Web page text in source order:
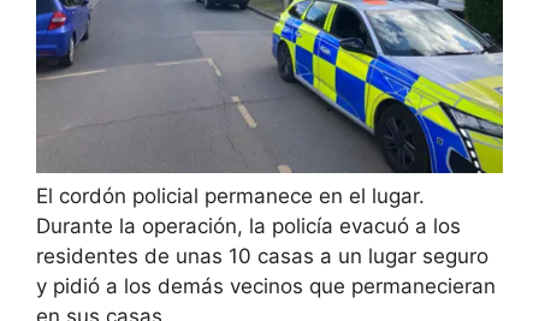
El cordón policial permanece en el lugar.
Durante la operación, la policía evacuó a los
residentes de unas 10 casas a un lugar seguro
y pidió a los demás vecinos que permanecieran